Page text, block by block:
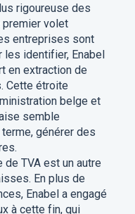
rigoureuse des
premier volet
entreprises sont
identifier, Enabel
en extraction de
Cette étroite
belge et
semble
générer des
TVA est un autre
En plus de
Enabel a engagé
à cette fin, qui